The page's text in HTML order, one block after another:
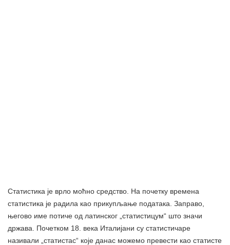
Статистика је врло моћно средство. На почетку времена
статистика је радила као прикупљање података. Заправо,
његово име потиче од латинског „статистицум“ што значи
држава. Почетком 18. века Италијани су статистичаре
називали „статистас“ које данас можемо превести као статисте